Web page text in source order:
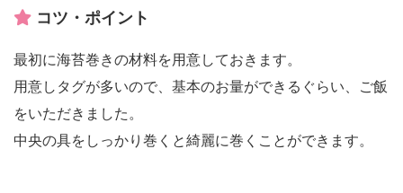
コツ・ポイント
最初に海苔巻きの材料を用意しておきます。
用意しタグが多いので、基本のお量ができるぐらい、ご飯
をいただきました。
中央の具をしっかり巻くと綺麗に巻くことができます。